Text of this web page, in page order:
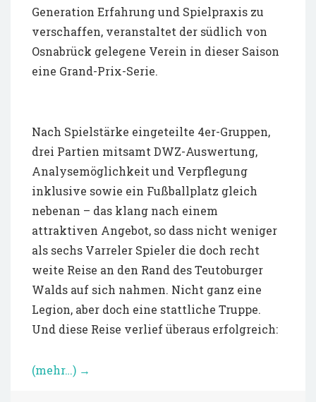
Generation Erfahrung und Spielpraxis zu
verschaffen, veranstaltet der südlich von
Osnabrück gelegene Verein in dieser Saison
eine Grand-Prix-Serie.
Nach Spielstärke eingeteilte 4er-Gruppen,
drei Partien mitsamt DWZ-Auswertung,
Analysemöglichkeit und Verpflegung
inklusive sowie ein Fußballplatz gleich
nebenan – das klang nach einem
attraktiven Angebot, so dass nicht weniger
als sechs Varreler Spieler die doch recht
weite Reise an den Rand des Teutoburger
Walds auf sich nahmen. Nicht ganz eine
Legion, aber doch eine stattliche Truppe.
Und diese Reise verlief überaus erfolgreich:
(mehr…) →